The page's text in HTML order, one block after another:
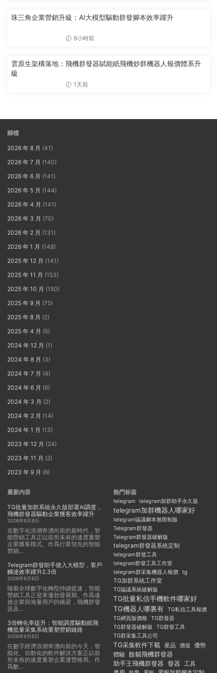
珠三角企業營銷升級：AI大模型驅動群發腳本效率躍升
8小時前
雲原生架構落地：飛機群發器賦能紙飛機炒群機器人報價體系升
級
1天前
歸檔
2026 年 8 月 (41)
2026 年 7 月 (140)
2026 年 6 月 (141)
2026 年 5 月 (144)
2026 年 4 月 (141)
2026 年 3 月 (70)
2026 年 2 月 (131)
2026 年 1 月 (148)
2025 年 12 月 (141)
2025 年 11 月 (153)
2025 年 10 月 (150)
2025 年 9 月 (75)
2025 年 8 月 (2)
2025 年 4 月 (5)
2024 年 12 月 (1)
2024 年 8 月 (3)
2024 年 7 月 (4)
2024 年 6 月 (6)
2024 年 3 月 (2)
2024 年 2 月 (14)
2024 年 1 月 (13)
2023 年 12 月 (24)
2023 年 11 月 (2)
2023 年 9 月 (6)
最新内容
TG批量加群系統永久版部署AI調度，
飛機群發器驅動企業獲客效率躍升
2026年8月8日
在數字化浪潮奔湧向前的新時代，智
能營銷工具正以前所未有的速度重塑
企業獲客模式。作爲行業領先的智能
營銷...
Telegram群發助手接入大模型，客戶
觸達效率躍升2.3倍
2026年8月8日
随着全球數字化轉型持續提速，智能
營銷工具正迎來蓬勃發展期。作爲連
接企業與海量用戶的橋梁，飛機群發
器及...
3倍轉化率提升：智能調度驅動紙飛
機批量采集系統重塑營銷鏈路
2026年8月8日
在數字經濟浪潮奔湧向前的今天，智
能化、自動化的軟件解決方案正以前
所未有的速度重塑企業運營格局。作
爲數...
熱門标簽
telegram telegram加群助手永久版
telegram加群機器人哪家好
telegram協議腳本無限制版
Telegram群發器
Telegram群發器破解版
telegram群發器系統定制
telegram群發工具
telegram群發工具工作室
telegram群采集機器人報價 tg
TG加群系統工作室
TG協議系統破解版
TG批量私信手機軟件哪家好
TG機器人哪裏有 TG私信工具報價
TG網頁版價格
TG群發器
TG群發器破解版
TG群發工具
TG群采集工具公司
TG采集軟件下載 産品 價值 優勢
體驗 餘貓飛機群發器
助手王飛機群發器 發器 工具